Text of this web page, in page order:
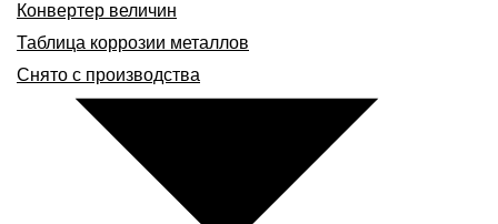
Конвертер величин
Таблица коррозии металлов
Снято с производства